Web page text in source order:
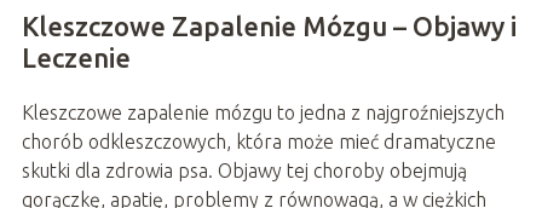
Kleszczowe Zapalenie Mózgu – Objawy i
Leczenie
Kleszczowe zapalenie mózgu to jedna z najgroźniejszych
chorób odkleszczowych, która może mieć dramatyczne
skutki dla zdrowia psa. Objawy tej choroby obejmują
gorączkę, apatię, problemy z równowagą, a w ciężkich